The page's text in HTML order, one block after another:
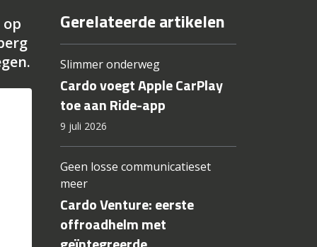
Gerelateerde artikelen
Slimmer onderweg
Cardo voegt Apple CarPlay
toe aan Ride-app
9 juli 2026
Geen losse communicatieset
meer
Cardo Venture: eerste
offroadhelm met